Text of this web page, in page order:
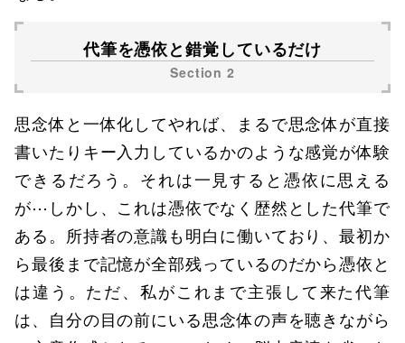
代筆を憑依と錯覚しているだけ
思念体と一体化してやれば、まるで思念体が直接
書いたりキー入力しているかのような感覚が体験
できるだろう。それは一見すると憑依に思える
が⋯しかし、これは憑依でなく歴然とした代筆で
ある。所持者の意識も明白に働いており、最初か
ら最後まで記憶が全部残っているのだから憑依と
は違う。ただ、私がこれまで主張して来た代筆
は、自分の目の前にいる思念体の声を聴きながら